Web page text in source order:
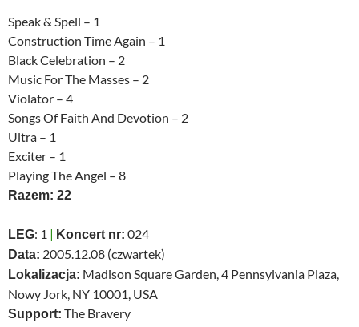
Speak & Spell – 1
Construction Time Again – 1
Black Celebration – 2
Music For The Masses – 2
Violator – 4
Songs Of Faith And Devotion – 2
Ultra – 1
Exciter – 1
Playing The Angel – 8
Razem: 22
LEG: 1 | Koncert nr: 024
Data: 2005.12.08 (czwartek)
Lokalizacja: Madison Square Garden, 4 Pennsylvania Plaza,
Nowy Jork, NY 10001, USA
Support: The Bravery